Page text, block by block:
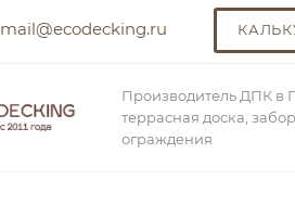
mail@ecodecking.ru
Производитель ДПК в
террасная доска,
ограждения